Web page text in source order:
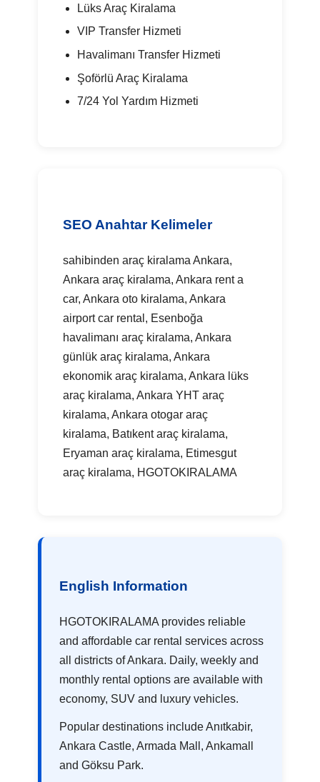
Lüks Araç Kiralama
VIP Transfer Hizmeti
Havalimanı Transfer Hizmeti
Şoförlü Araç Kiralama
7/24 Yol Yardım Hizmeti
SEO Anahtar Kelimeler
sahibinden araç kiralama Ankara,
Ankara araç kiralama, Ankara rent a
car, Ankara oto kiralama, Ankara
airport car rental, Esenboğa
havalimanı araç kiralama, Ankara
günlük araç kiralama, Ankara
ekonomik araç kiralama, Ankara lüks
araç kiralama, Ankara YHT araç
kiralama, Ankara otogar araç
kiralama, Batıkent araç kiralama,
Eryaman araç kiralama, Etimesgut
araç kiralama, HGOTOKIRALAMA
English Information
HGOTOKIRALAMA provides reliable
and affordable car rental services across
all districts of Ankara. Daily, weekly and
monthly rental options are available with
economy, SUV and luxury vehicles.
Popular destinations include Anıtkabir,
Ankara Castle, Armada Mall, Ankamall
and Göksu Park.